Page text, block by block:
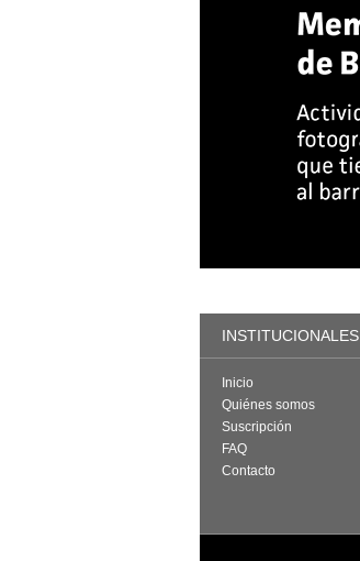
INSTITUCIONALES
Inicio
Quiénes somos
Suscripción
FAQ
Contacto